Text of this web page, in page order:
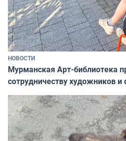
НОВОСТИ
Мурманская Арт-библиотека
сотрудничеству художников